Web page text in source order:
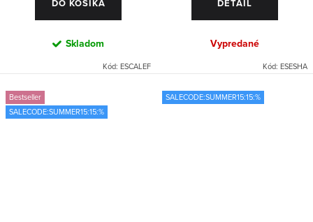
DO KOŠÍKA
Skladom
Kód: ESCALEF
DETAIL
Vypredané
Kód: ESESHA
Bestseller
SALECODE:SUMMER15:15:%
SALECODE:SUMMER15:15:%